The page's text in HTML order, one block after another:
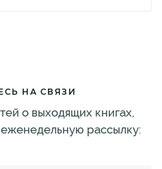
НА СВЯЗИ
о выходящих книгах,
рассылку: